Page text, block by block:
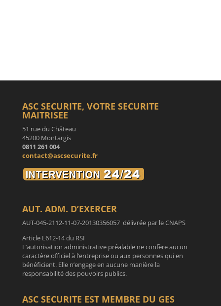
ASC SECURITE, VOTRE SECURITE
MAITRISEE
51 rue du Château
45200 Montargis
0811 261 004
contact@ascsecurite.fr
AUT. ADM. D’EXERCER
AUT-045-2112-11-07-20130356057 délivrée par le CNAPS
Article L612-14 du RSI
L’autorisation administrative préalable ne confère aucun
caractère officiel à l’entreprise ou aux personnes qui en
bénéficient. Elle n’engage en aucune manière la
responsabilité des pouvoirs publics.
ASC SECURITE EST MEMBRE DU GES